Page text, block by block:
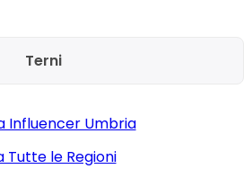
Terni
Influencer Umbria
Tutte le Regioni